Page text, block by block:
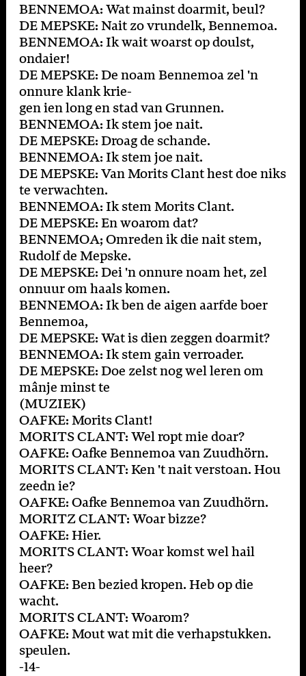
BENNEMOA: Wat mainst doarmit, beul?
DE MEPSKE: Nait zo vrundelk, Bennemoa.
BENNEMOA: Ik wait woarst op doulst,
ondaier!
DE MEPSKE: De noam Bennemoa zel 'n
onnure klank krie-
gen ien long en stad van Grunnen.
BENNEMOA: Ik stem joe nait.
DE MEPSKE: Droag de schande.
BENNEMOA: Ik stem joe nait.
DE MEPSKE: Van Morits Clant hest doe niks
te verwachten.
BENNEMOA: Ik stem Morits Clant.
DE MEPSKE: En woarom dat?
BENNEMOA; Omreden ik die nait stem,
Rudolf de Mepske.
DE MEPSKE: Dei 'n onnure noam het, zel
onnuur om haals komen.
BENNEMOA: Ik ben de aigen aarfde boer
Bennemoa,
DE MEPSKE: Wat is dien zeggen doarmit?
BENNEMOA: Ik stem gain verroader.
DE MEPSKE: Doe zelst nog wel leren om
mânje minst te
(MUZIEK)
OAFKE: Morits Clant!
MORITS CLANT: Wel ropt mie doar?
OAFKE: Oafke Bennemoa van Zuudhörn.
MORITS CLANT: Ken 't nait verstoan. Hou
zeedn ie?
OAFKE: Oafke Bennemoa van Zuudhörn.
MORITZ CLANT: Woar bizze?
OAFKE: Hier.
MORITS CLANT: Woar komst wel hail
heer?
OAFKE: Ben bezied kropen. Heb op die
wacht.
MORITS CLANT: Woarom?
OAFKE: Mout wat mit die verhapstukken.
speulen.
-14-